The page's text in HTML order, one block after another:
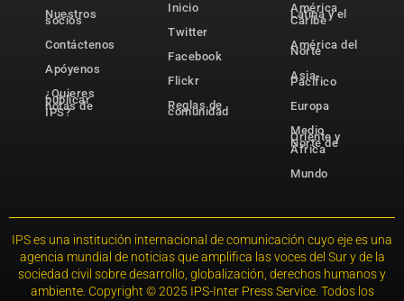
Nuestros
socios
Contáctenos
Apóyenos
¿Quieres
publicar
notas de
IPS?
Inicio
Twitter
Facebook
Flickr
Reglas de
comunidad
América
Latina y el
Caribe
América del
Norte
Asia-
Pacífico
Europa
Medio
Oriente y
Norte de
África
Mundo
IPS es una institución internacional de comunicación cuyo eje es una
agencia mundial de noticias que amplifica las voces del Sur y de la
sociedad civil sobre desarrollo, globalización, derechos humanos y
ambiente. Copyright © 2025 IPS-Inter Press Service. Todos los